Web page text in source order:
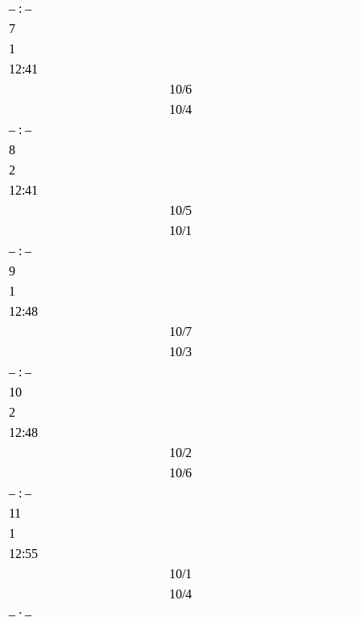
– : –
7
1
12:41
10/6
10/4
– : –
8
2
12:41
10/5
10/1
– : –
9
1
12:48
10/7
10/3
– : –
10
2
12:48
10/2
10/6
– : –
11
1
12:55
10/1
10/4